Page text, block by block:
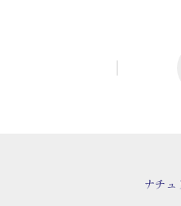
ナチ